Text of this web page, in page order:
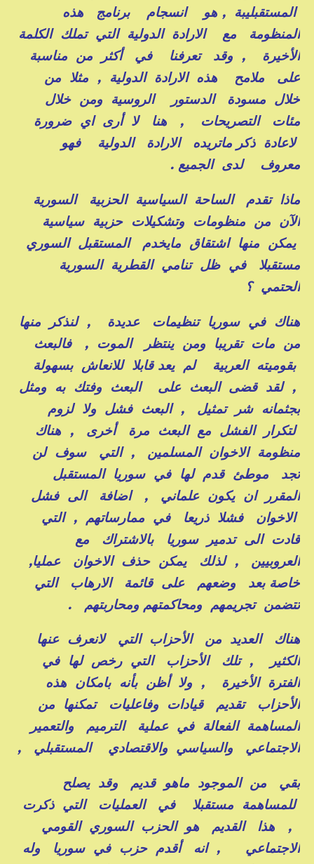
المستقبليبة , هو انسجام برنامج هذه
المنظومة مع الارادة الدولية التي تملك الكلمة
الأخيرة , وقد تعرفنا في أكثر من مناسبة
على ملامح هذه الارادة الدولية , مثلا من
خلال مسودة الدستور الروسية ومن خلال
مئات التصريحات , هنا لا أرى اي ضرورة
لاعادة ذكر ماتريده الارادة الدولية فهو
معروف لدى الجميع .
ماذا تقدم الساحة السياسية الحزبية السورية
الآن من منظومات وتشكيلات حزبية سياسية
يمكن منها اشتقاق مايخدم المستقبل السوري
مستقبلا في ظل تنامي القطرية السورية
الحتمي ؟
هناك في سوريا تنظيمات عديدة , لنذكر منها
من مات تقريبا ومن ينتظر الموت , فالبعث
بقوميته العربية لم يعد قابلا للانعاش بسهولة
, لقد قضى البعث على البعث وفتك به ومثل
بجثمانه شر تمثيل , البعث فشل ولا لزوم
لتكرار الفشل مع البعث مرة أخرى , هناك
منظومة الاخوان المسلمين , التي سوف لن
تجد موطئ قدم لها في سوريا المستقبل
المقرر ان يكون علماني , اضافة الى فشل
الاخوان فشلا ذريعا في ممارساتهم , التي
قادت الى تدمير سوريا بالاشتراك مع
العروبيين , لذلك يمكن حذف الاخوان عمليا,
خاصة بعد وضعهم على قائمة الارهاب التي
تتضمن تجريمهم ومحاكمتهم ومحاربتهم .
هناك العديد من الأحزاب التي لانعرف عنها
الكثير , تلك الأحزاب التي رخص لها في
الفترة الأخيرة , ولا أظن بأنه بامكان هذه
الأحزاب تقديم قيادات وفاعليات تمكنها من
المساهمة الفعالة في عملية الترميم والتعمير
الاجتماعي والسياسي والاقتصادي المستقبلي ,
بقي من الموجود ماهو قديم وقد يصلح
للمساهمة مستقبلا في العمليات التي ذكرت
, هذا القديم هو الحزب السوري القومي
الاجتماعي , انه أقدم حزب في سوريا وله